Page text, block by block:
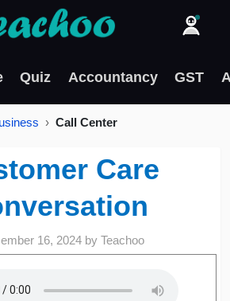
Quiz Accountancy GST
Call Center
Care
16, 2024 byTeachoo